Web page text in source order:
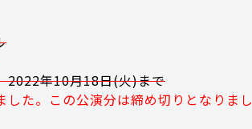
2022年10月18日(火)まで
た。この公演分は締め切りとなりまし